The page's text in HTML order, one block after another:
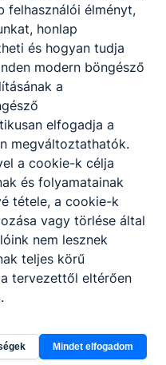
Sásdi
felhasználói élményt,
honlap
és hogyan tudja
modern böngésző
a
elfogadja a
megváltoztathatók.
a cookie-k célja
és folyamatainak
tétele, a cookie-k
vagy törlése által
nem lesznek
teljes körű
tervezettől eltérően
Mindet elfogadom